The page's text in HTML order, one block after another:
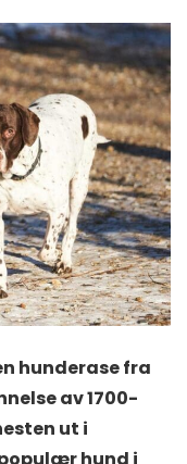
hunderase fra
av 1700-
ut i